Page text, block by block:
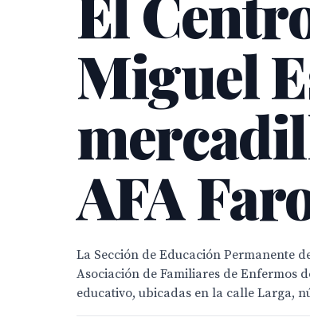
Miguel
AFA
La Sección de Educación Permanente
Asociación de Familiares de Enfermos
educativo, ubicadas en la calle Larga,